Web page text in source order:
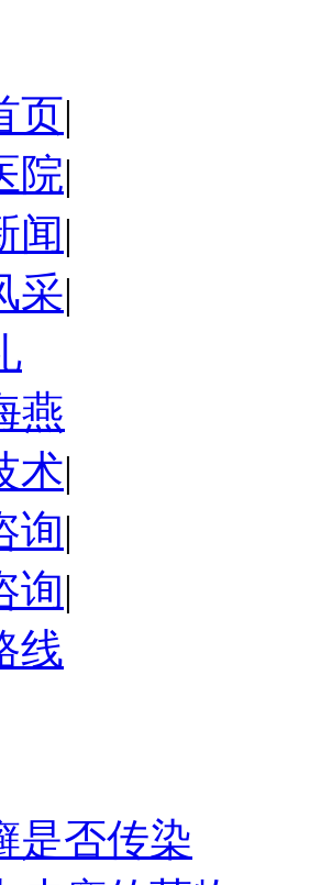
页|
院|
闻|
采|
燕
术|
询|
询|
线
是否传染